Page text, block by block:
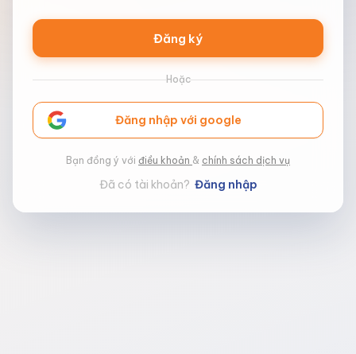
Đăng ký
Hoặc
Đăng nhập với google
Bạn đồng ý với điều khoản & chính sách dịch vụ
Đã có tài khoản? Đăng nhập